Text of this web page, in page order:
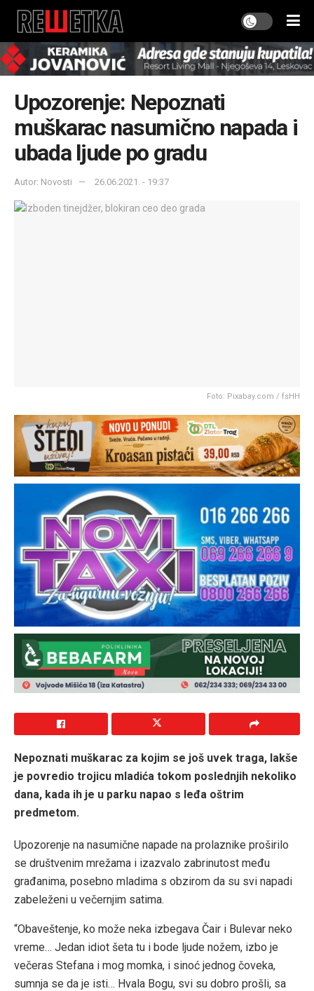
Upozorenje: Nepoznati
muškarac nasumično napada i
ubada ljude po gradu
Autor: Novosti 26.06.2021. - 19:37
Foto: Pixabay.com / fsHH
Nepoznati muškarac za kojim se još uvek traga, lakše
je povredio trojicu mladića tokom poslednjih nekoliko
dana, kada ih je u parku napao s leđa oštrim
predmetom.
Upozorenje na nasumične napade na prolaznike proširilo
se društvenim mrežama i izazvalo zabrinutost među
građanima, posebno mladima s obzirom da su svi napadi
zabeleženi u večernjim satima.
“Obaveštenje, ko može neka izbegava Čair i Bulevar neko
vreme… Jedan idiot šeta tu i bode ljude nožem, izbo je
večeras Stefana i mog momka, i sinoć jednog čoveka,
sumnja se da je isti… Hvala Bogu, svi su dobro prošli, sa